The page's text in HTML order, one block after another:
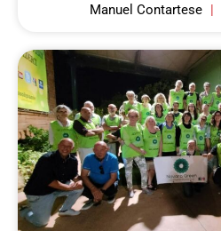
Manuel Contartese